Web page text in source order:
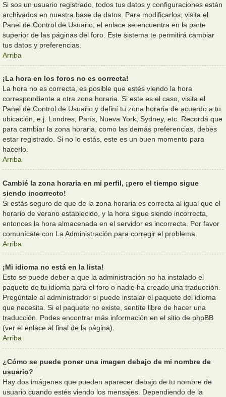
Si sos un usuario registrado, todos tus datos y configuraciones están
archivados en nuestra base de datos. Para modificarlos, visita el
Panel de Control de Usuario; el enlace se encuentra en la parte
superior de las páginas del foro. Este sistema te permitirá cambiar
tus datos y preferencias.
Arriba
¡La hora en los foros no es correcta!
La hora no es correcta, es posible que estés viendo la hora
correspondiente a otra zona horaria. Si este es el caso, visita el
Panel de Control de Usuario y definí tu zona horaria de acuerdo a tu
ubicación, e.j. Londres, París, Nueva York, Sydney, etc. Recordá que
para cambiar la zona horaria, como las demás preferencias, debes
estar registrado. Si no lo estás, este es un buen momento para
hacerlo.
Arriba
Cambié la zona horaria en mi perfil, ¡pero el tiempo sigue
siendo incorrecto!
Si estás seguro de que de la zona horaria es correcta al igual que el
horario de verano establecido, y la hora sigue siendo incorrecta,
entonces la hora almacenada en el servidor es incorrecta. Por favor
comunícate con La Administración para corregir el problema.
Arriba
¡Mi idioma no está en la lista!
Esto se puede deber a que la administración no ha instalado el
paquete de tu idioma para el foro o nadie ha creado una traducción.
Pregúntale al administrador si puede instalar el paquete del idioma
que necesita. Si el paquete no existe, sentíte libre de hacer una
traducción. Podes encontrar más información en el sitio de phpBB
(ver el enlace al final de la página).
Arriba
¿Cómo se puede poner una imagen debajo de mi nombre de
usuario?
Hay dos imágenes que pueden aparecer debajo de tu nombre de
usuario cuando estés viendo los mensajes. Dependiendo de la